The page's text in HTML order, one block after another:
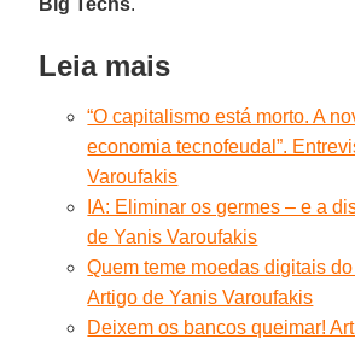
Leia mais
“O capitalismo está morto. A
economia tecnofeudal”.
Varoufakis
IA: Eliminar os germes – e a
de Yanis Varoufakis
Quem teme moedas digitais
Artigo de Yanis Varoufakis
Deixem os bancos queimar!